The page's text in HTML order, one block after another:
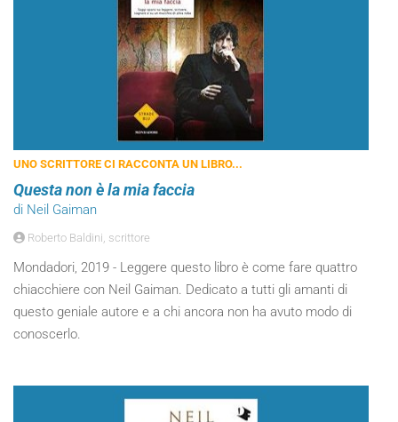
UNO SCRITTORE CI RACCONTA UN LIBRO...
Questa non è la mia faccia
di Neil Gaiman
Roberto Baldini, scrittore
Mondadori, 2019 - Leggere questo libro è come fare quattro
chiacchiere con Neil Gaiman. Dedicato a tutti gli amanti di
questo geniale autore e a chi ancora non ha avuto modo di
conoscerlo.